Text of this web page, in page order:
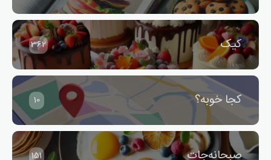
کیک 362
کجا خوبه؟ 10
صبحانه‌جات 151